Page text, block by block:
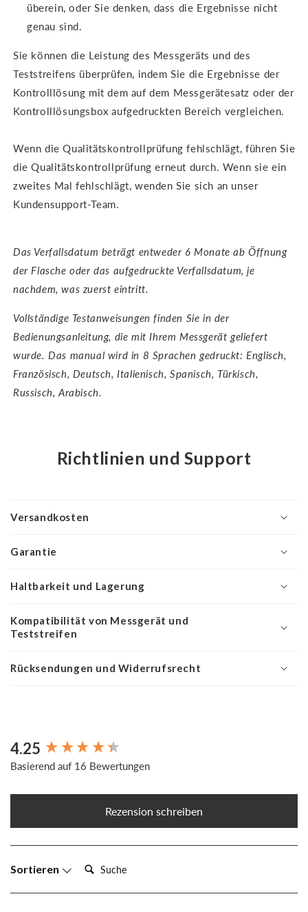
überein, oder Sie denken, dass die Ergebnisse nicht
genau sind.
Sie können die Leistung des Messgeräts und des
Teststreifens überprüfen, indem Sie die Ergebnisse der
Kontrolllösung mit dem auf dem Messgerätesatz oder der
Kontrolllösungsbox aufgedruckten Bereich vergleichen.
Wenn die Qualitätskontrollprüfung fehlschlägt, führen Sie
die Qualitätskontrollprüfung erneut durch. Wenn sie ein
zweites Mal fehlschlägt, wenden Sie sich an unser
Kundensupport-Team.
Das Verfallsdatum beträgt entweder 6 Monate ab Öffnung
der Flasche oder das aufgedruckte Verfallsdatum, je
nachdem, was zuerst eintritt.
Vollständige Testanweisungen finden Sie in der
Bedienungsanleitung, die mit Ihrem Messgerät geliefert
wurde. Das manual wird in 8 Sprachen gedruckt: Englisch,
Französisch, Deutsch, Italienisch, Spanisch, Türkisch,
Russisch, Arabisch.
Richtlinien und Support
Versandkosten
Garantie
Haltbarkeit und Lagerung
Kompatibilität von Messgerät und
Teststreifen
Rücksendungen und Widerrufsrecht
4.25
Basierend auf 16 Bewertungen
Rezension schreiben
Sortieren Suche:
New content loaded